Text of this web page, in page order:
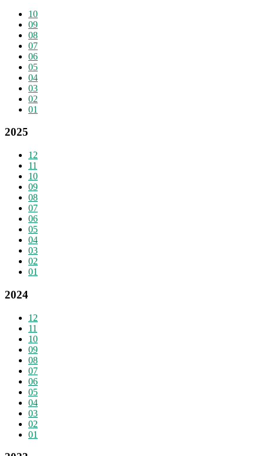
10
09
08
07
06
05
04
03
02
01
2025
12
11
10
09
08
07
06
05
04
03
02
01
2024
12
11
10
09
08
07
06
05
04
03
02
01